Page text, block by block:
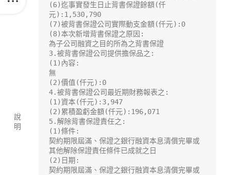
說
明
(6)迄事實發生日止背書保證餘額(仟
元):1,530,790
(7)被背書保證公司實際動支金額(仟元):0
(8)本次新增背書保證之原因:
為子公司融資之目的所為之背書保證
3.被背書保證公司提供擔保品之:
(1)內容:
無
(2)價值(仟元):0
4.被背書保證公司最近期財務報表之:
(1)資本(仟元):3,947
(2)累積盈虧金額(仟元):196,071
5.解除背書保證責任之:
(1)條件:
契約期限屆滿、保證之銀行融資本息清償完畢或
其他解除保證責任條件已成就之日
(2)日期:
契約期限屆滿、保證之銀行融資本息清償完畢或